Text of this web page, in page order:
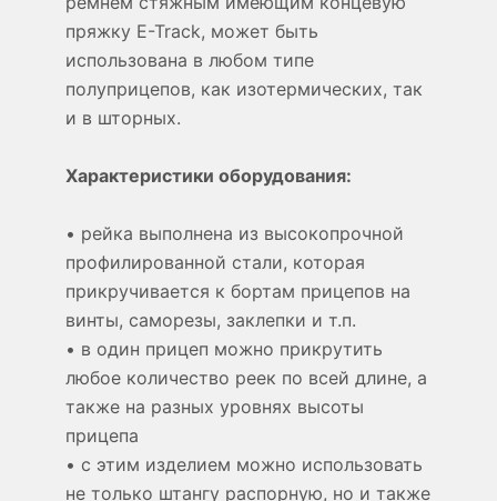
пряжку E-Track, может быть
использована в любом типе
полуприцепов, как изотермических, так
и в шторных.
Характеристики оборудования:
• рейка выполнена из высокопрочной
профилированной стали, которая
прикручивается к бортам прицепов на
винты, саморезы, заклепки и т.п.
• в один прицеп можно прикрутить
любое количество реек по всей длине, а
также на разных уровнях высоты
прицепа
• с этим изделием можно использовать
не только штангу распорную, но и также